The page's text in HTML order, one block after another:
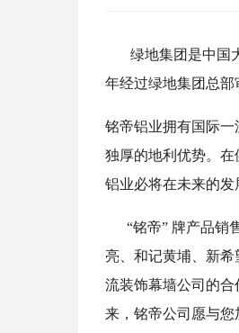
绿地集团是中国大
年经过绿地集团总部
铭帝铝业拥有国际
独厚的地利优势。
铝业必将在未来的发
“铭帝” 牌产品销
亮、和记黄埔、新
流装饰幕墙公司的合
来，铭帝公司愿与您